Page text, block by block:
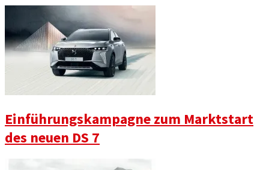
Einführungskampagne zum Marktstart
des neuen DS 7